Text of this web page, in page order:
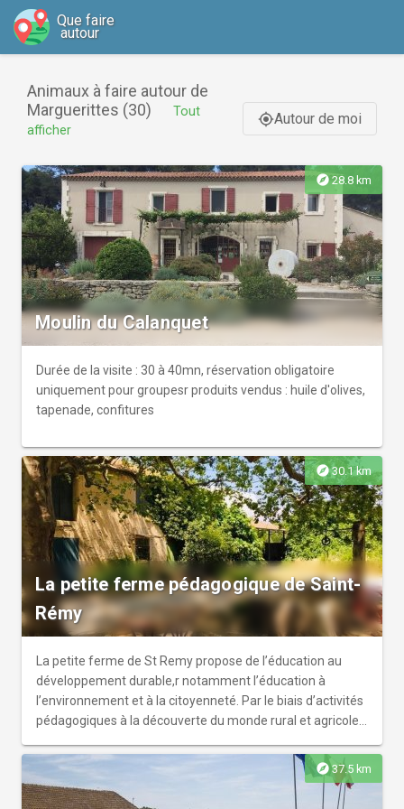
Que faire
autour
Animaux à faire autour de
Marguerittes (30)
Tout
afficher
gps_fixedAutour de moi
explore 28.8 km
Moulin du Calanquet
Durée de la visite : 30 à 40mn, réservation obligatoire
uniquement pour groupesr produits vendus : huile d'olives,
tapenade, confitures
explore30.1 km
La petite ferme pédagogique de Saint-
Rémy
La petite ferme de St Remy propose de l’éducation au
développement durable,r notamment l’éducation à
l’environnement et à la citoyenneté. Par le biais d’activités
pédagogiques à la découverte du monde rural et agricole
y croiserez des ânes, des chèvres , des poules, mais aussi
y apprendre le cycle de vie et les pratiques respectueuses
de l’environnement dans une ferme autonome en eau et
explore 37.5 km